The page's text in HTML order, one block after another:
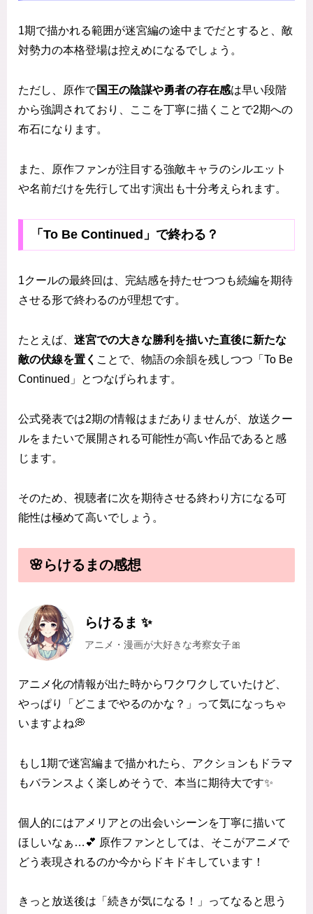
1期で描かれる範囲が迷宮編の途中までだとすると、敵
対勢力の本格登場は控えめになるでしょう。
ただし、原作で国王の陰謀や勇者の存在感は早い段階
から強調されており、ここを丁寧に描くことで2期への
布石になります。
また、原作ファンが注目する強敵キャラのシルエット
や名前だけを先行して出す演出も十分考えられます。
「To Be Continued」で終わる？
1クールの最終回は、完結感を持たせつつも続編を期待
させる形で終わるのが理想です。
たとえば、 迷宮での大きな勝利を描いた直後に新たな
敵の伏線を置く ことで、物語の余韻を残しつつ「To Be
Continued」とつなげられます。
公式発表では2期の情報はまだありませんが、放送クー
ルをまたいで展開される可能性が高い作品であると感
じます。
そのため、視聴者に次を期待させる終わり方になる可
能性は極めて高いでしょう。
🌸らけるまの感想
らけるま ✨
アニメ・漫画が大好きな考察女子🎀
アニメ化の情報が出た時からワクワクしていたけど、
やっぱり「どこまでやるのかな？」って気になっちゃ
いますよね💭
もし1期で迷宮編まで描かれたら、アクションもドラマ
もバランスよく楽しめそうで、本当に期待大です✨
個人的にはアメリアとの出会いシーンを丁寧に描いて
ほしいなぁ…💕 原作ファンとしては、そこがアニメで
どう表現されるのか今からドキドキしています！
きっと放送後は「続きが気になる！」ってなると思う